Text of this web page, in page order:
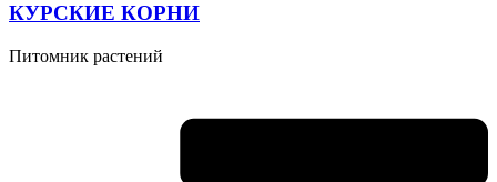
КУРСКИЕ КОРНИ
Питомник растений